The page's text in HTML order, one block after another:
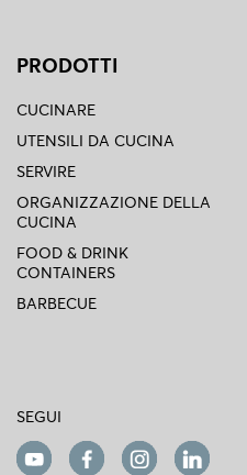
PRODOTTI
CUCINARE
UTENSILI DA CUCINA
SERVIRE
ORGANIZZAZIONE DELLA
CUCINA
FOOD & DRINK
CONTAINERS
BARBECUE
SEGUI